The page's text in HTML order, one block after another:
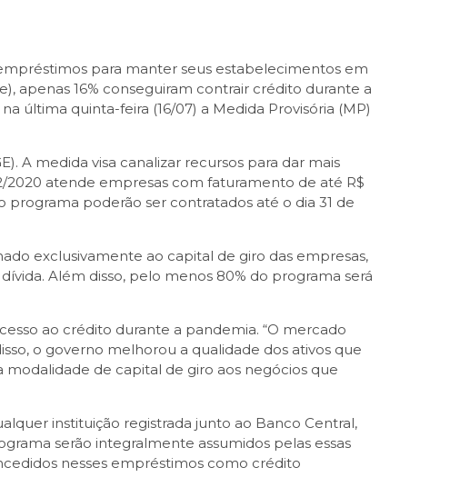
para manter seus estabelecimentos em
apenas 16% conseguiram contrair crédito durante a
última quinta-feira (16/07) a Medida Provisória (MP)
A medida visa canalizar recursos para dar mais
2020 atende empresas com faturamento de até R$
poderão ser contratados até o dia 31 de
exclusivamente ao capital de giro das empresas,
Além disso, pelo menos 80% do programa será
ao crédito durante a pandemia. “O mercado
o governo melhorou a qualidade dos ativos que
de capital de giro aos negócios que
instituição registrada junto ao Banco Central,
serão integralmente assumidos pelas essas
nesses empréstimos como crédito